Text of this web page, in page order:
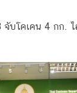
จับโคเคน 4 กก.